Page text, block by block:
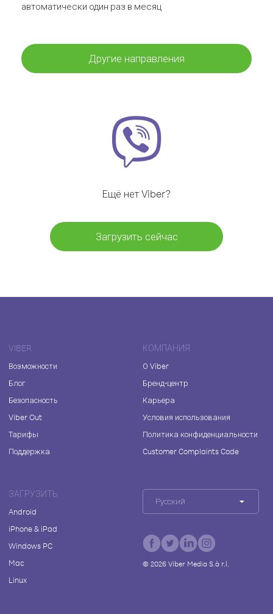
автоматически один раз в месяц
Другие направления
Ещё нет Viber?
Загрузить сейчас
VIBER
Возможности
Блог
Безопасность
Viber Out
Тарифы
Поддержка
КОМПАНИЯ
О Viber
Бренд-центр
Карьера
Условия использования
Политика конфиденциальности
Customer Complaints Code
ЗАГРУЗИТЬ
Android
iPhone & iPad
Windows PC
Mac
Linux
Русский
© 2026Viber Media S.à r.l.